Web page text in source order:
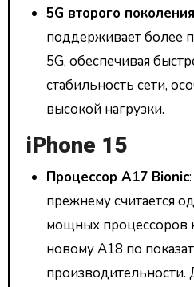
5G второго
поддерживает более
5G, обеспечивая
стабильность сети,
высокой нагрузки.
iPhone 15
Процессор A17 Bionic
прежнему считается
мощных процессоров
новому A18 по